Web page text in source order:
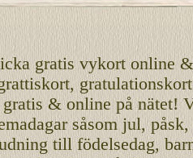
gratis vykort online
, gratulationskort
gratis &online på nätet!
såsom jul,påsk,
tillfödelsedag,